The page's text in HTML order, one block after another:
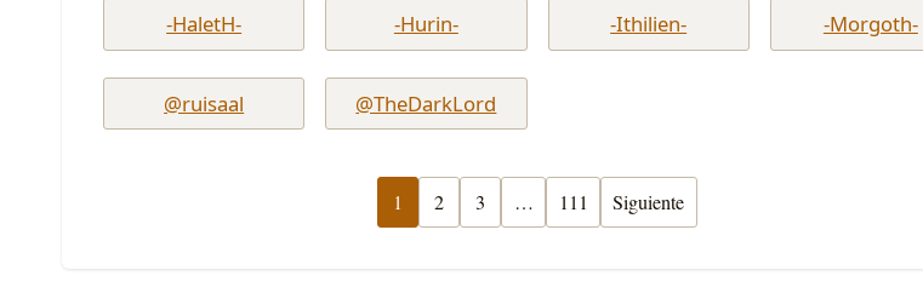
-HaletH- -Hurin- -Ithilien- -Morgoth-
@ruisaal @TheDarkLord
1 2 3 … 111 Siguiente